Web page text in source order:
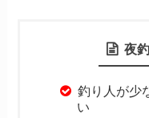
夜
釣り人が少
い